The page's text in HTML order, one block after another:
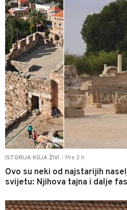
ISTORIJA KOJA ŽIVI Pre 3 h
Ovo su neki od najstarijih
svijetu: Njihova tajna i dalje